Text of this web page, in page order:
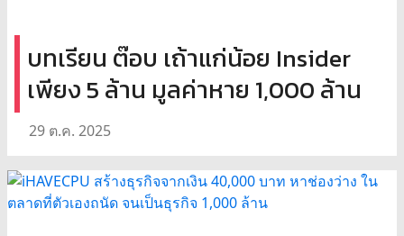
บทเรียน ต๊อบ เถ้าแก่น้อย Insider
เพียง 5 ล้าน มูลค่าหาย 1,000 ล้าน
29 ต.ค. 2025